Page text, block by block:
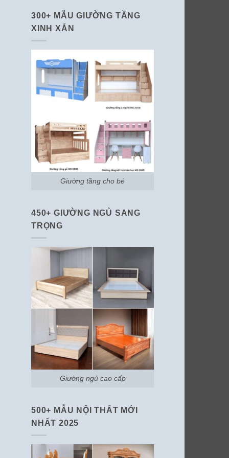
300+ MẪU GIƯỜNG TẦNG
XINH XẮN
Giường tầng cho bé
450+ GIƯỜNG NGỦ SANG
TRỌNG
Giường ngủ cao cấp
500+ MẪU NỘI THẤT MỚI
NHẤT 2025